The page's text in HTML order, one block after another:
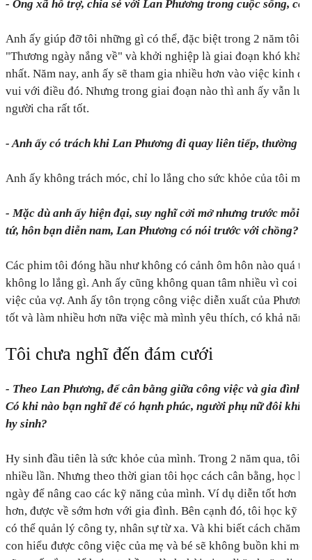
- Ông xã hỗ trợ, chia sẻ với Lan Phương trong cuộc sống,
Anh ấy giúp đỡ tôi những gì có thể, đặc biệt trong 2 năm tôi
"Thương ngày nắng về" và khởi nghiệp là giai đoạn khó
nhất. Năm nay, anh ấy sẽ tham gia nhiều hơn vào việc kinh
vui với điều đó. Nhưng trong giai đoạn nào thì anh ấy vẫn
người cha rất tốt.
- Anh ấy có trách khi Lan Phương đi quay liên tiếp, thường
Anh ấy không trách móc, chỉ lo lắng cho sức khỏe của tôi mà
- Mặc dù anh ấy hiện đại, suy nghĩ cởi mở nhưng trước mỗi
tứ, hôn bạn diễn nam, Lan Phương có nói trước với chồng?
Các phim tôi đóng hầu như không có cảnh ôm hôn nào quá
không lo lắng gì. Anh ấy cũng không quan tâm nhiều vì coi
việc của vợ. Anh ấy tôn trọng công việc diễn xuất của
tốt và làm nhiều hơn nữa việc mà mình yêu thích, có khả
Tôi chưa nghĩ đến đám cưới
- Theo Lan Phương, để cân bằng giữa công việc và gia đình
Có khi nào bạn nghĩ để có hạnh phúc, người phụ nữ đôi khi
hy sinh?
Hy sinh đầu tiên là sức khỏe của mình. Trong 2 năm qua, tôi
nhiều lần. Nhưng theo thời gian tôi học cách cân bằng, học
ngày để nâng cao các kỹ năng của mình. Ví dụ diễn tốt hơn
hơn, được về sớm hơn với gia đình. Bên cạnh đó, tôi học kỹ
có thể quản lý công ty, nhân sự từ xa. Và khi biết cách chăm
con hiểu được công việc của mẹ và bé sẽ không buồn khi mẹ